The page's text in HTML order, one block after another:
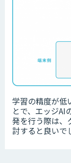
学習の精度が低
とで、エッジAI
発を行う際は、
討すると良いで